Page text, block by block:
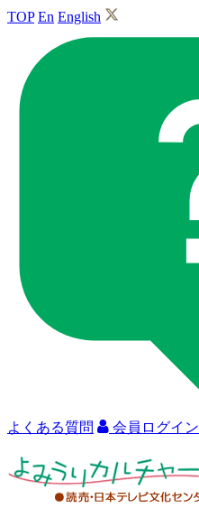
TOP En English
よくある質問 会員ログイン